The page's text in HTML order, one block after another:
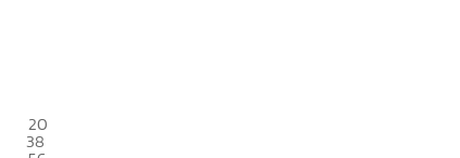
20
38